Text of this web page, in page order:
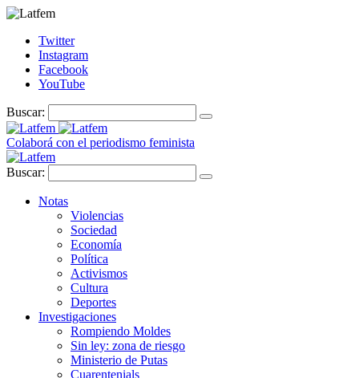
Twitter
Instagram
Facebook
YouTube
Buscar:
Colaborá con el periodismo feminista
Buscar:
Notas
Violencias
Sociedad
Economía
Política
Activismos
Cultura
Deportes
Investigaciones
Rompiendo Moldes
Sin ley: zona de riesgo
Ministerio de Putas
Cuarentenials